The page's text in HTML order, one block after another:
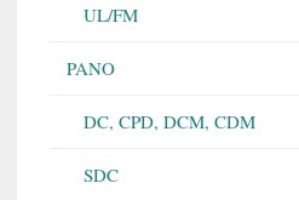
UL/FM
PANO
DC, CPD, DCM, CDM
SDC